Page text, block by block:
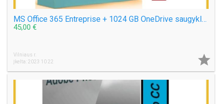
MS Office 365 Entreprise + 1024 GB OneDrive saugykla debesyje visam gyvenimui
45,00 €
Vilniaus r.
Įkelta: 2023 10 22
